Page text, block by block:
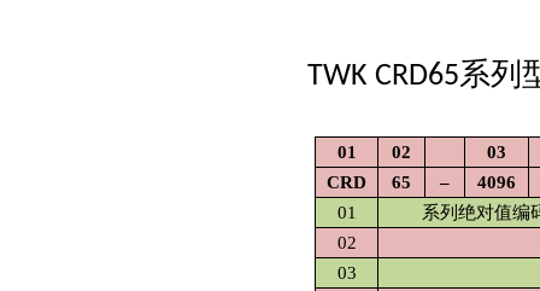
TWK CRD65系列
01 02
03
CRD
65 –
4096
01
系列绝对值编
02
03